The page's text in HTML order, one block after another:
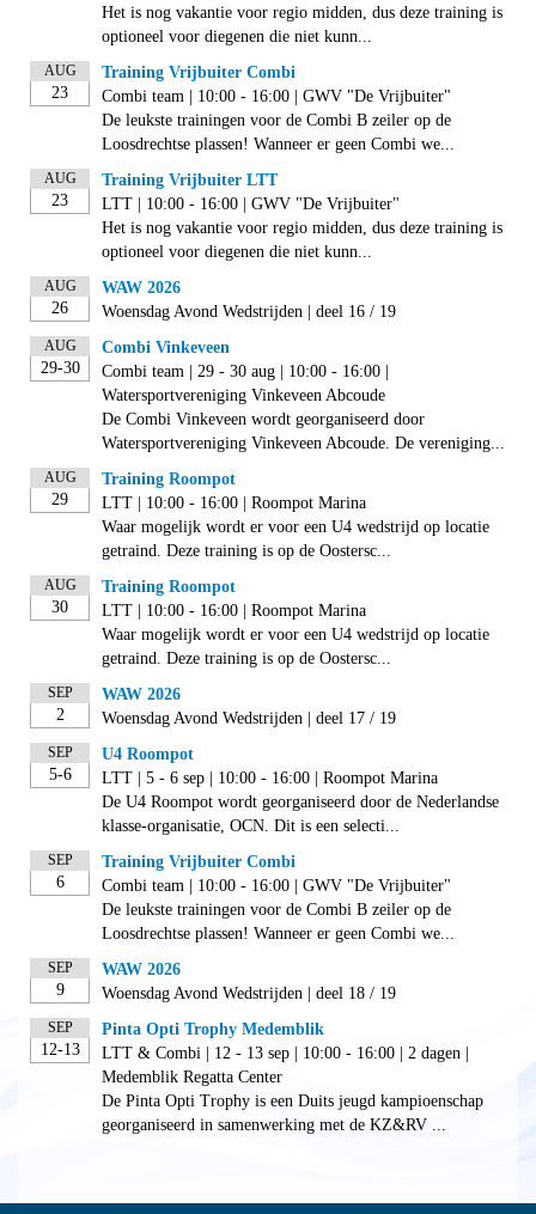
Het is nog vakantie voor regio midden, dus deze training is
optioneel voor diegenen die niet kunn...
AUG
23
Training Vrijbuiter Combi
Combi team | 10:00 - 16:00 | GWV "De Vrijbuiter"
De leukste trainingen voor de Combi B zeiler op de
Loosdrechtse plassen! Wanneer er geen Combi we...
AUG
23
Training Vrijbuiter LTT
LTT | 10:00 - 16:00 | GWV "De Vrijbuiter"
Het is nog vakantie voor regio midden, dus deze training is
optioneel voor diegenen die niet kunn...
AUG
26
WAW 2026
Woensdag Avond Wedstrijden | deel 16 / 19
AUG
29-30
Combi Vinkeveen
Combi team | 29 - 30 aug | 10:00 - 16:00 |
Watersportvereniging Vinkeveen Abcoude
De Combi Vinkeveen wordt georganiseerd door
Watersportvereniging Vinkeveen Abcoude. De vereniging...
AUG
29
Training Roompot
LTT | 10:00 - 16:00 | Roompot Marina
Waar mogelijk wordt er voor een U4 wedstrijd op locatie
getraind. Deze training is op de Oostersc...
AUG
30
Training Roompot
LTT | 10:00 - 16:00 | Roompot Marina
Waar mogelijk wordt er voor een U4 wedstrijd op locatie
getraind. Deze training is op de Oostersc...
SEP
2
WAW 2026
Woensdag Avond Wedstrijden | deel 17 / 19
SEP
5-6
U4 Roompot
LTT | 5 - 6 sep | 10:00 - 16:00 | Roompot Marina
De U4 Roompot wordt georganiseerd door de Nederlandse
klasse-organisatie, OCN. Dit is een selecti...
SEP
6
Training Vrijbuiter Combi
Combi team | 10:00 - 16:00 | GWV "De Vrijbuiter"
De leukste trainingen voor de Combi B zeiler op de
Loosdrechtse plassen! Wanneer er geen Combi we...
SEP
9
WAW 2026
Woensdag Avond Wedstrijden | deel 18 / 19
SEP
12-13
Pinta Opti Trophy Medemblik
LTT & Combi | 12 - 13 sep | 10:00 - 16:00 | 2 dagen |
Medemblik Regatta Center
De Pinta Opti Trophy is een Duits jeugd kampioenschap
georganiseerd in samenwerking met de KZ&RV ...